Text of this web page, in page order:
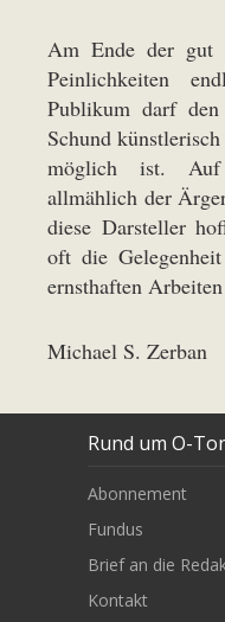
Am Ende der gut
Peinlichkeiten
Publikum darf
Schund
möglich ist. Auf
allmählich der
diese Darsteller
oft die
ernsthaften
Michael S. Zerban
Rund um O-
Abonnement
Fundus
Brief an die
Kontakt